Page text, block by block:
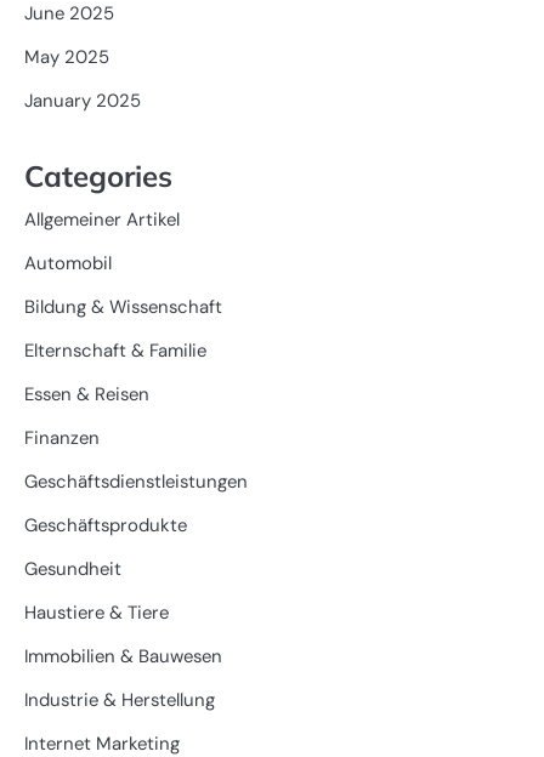
June 2025
May 2025
January 2025
Categories
Allgemeiner Artikel
Automobil
Bildung & Wissenschaft
Elternschaft & Familie
Essen & Reisen
Finanzen
Geschäftsdienstleistungen
Geschäftsprodukte
Gesundheit
Haustiere & Tiere
Immobilien & Bauwesen
Industrie & Herstellung
Internet Marketing